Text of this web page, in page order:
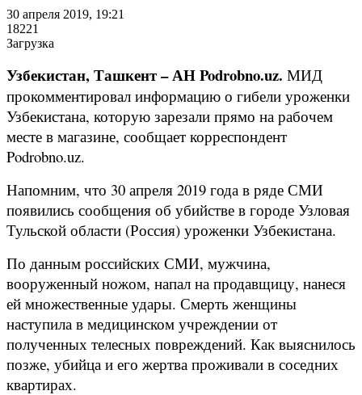
30 апреля 2019, 19:21
18221
Загрузка
Узбекистан, Ташкент – АН Podrobno.uz. МИД
прокомментировал информацию о гибели уроженки
Узбекистана, которую зарезали прямо на рабочем
месте в магазине, сообщает корреспондент
Podrobno.uz.
Напомним, что 30 апреля 2019 года в ряде СМИ
появились сообщения об убийстве в городе Узловая
Тульской области (Россия) уроженки Узбекистана.
По данным российских СМИ, мужчина,
вооруженный ножом, напал на продавщицу, нанеся
ей множественные удары. Смерть женщины
наступила в медицинском учреждении от
полученных телесных повреждений. Как выяснилось
позже, убийца и его жертва проживали в соседних
квартирах.